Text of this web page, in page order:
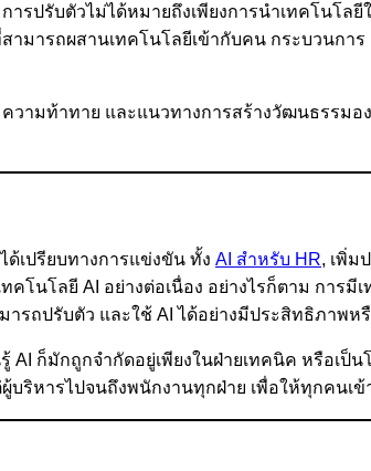
ารปรับตัวไม่ได้หมายถึงเพียงการนำเทคโนโ
มารถผสานเทคโนโลยีเข้ากับคน กระบวนกา
ามท้าทาย และแนวทางการสร้างวัฒนธรรม
ด้เปรียบทางการแข่งขัน ทั้ง AI สำหรับ HR, เพิ่ม
นโลยี AI อย่างต่อเนื่อง อย่างไรก็ตาม การมี
รถปรับตัว และใช้ AI ได้อย่างมีประสิทธิภาพห
ก็มักถูกจำกัดอยู่เพียงในฝ่ายเทคนิค หรือเป็
บริหารไปจนถึงพนักงานทุกฝ่าย เพื่อให้ทุกค